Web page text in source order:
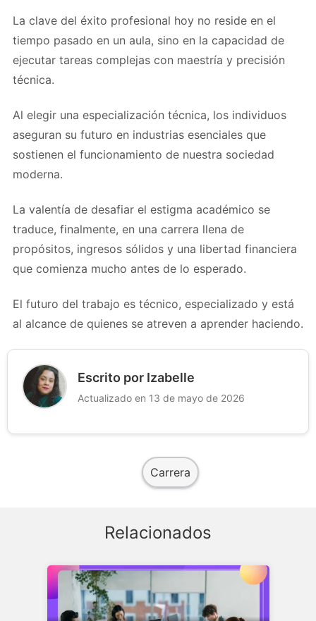
La clave del éxito profesional hoy no reside en el
tiempo pasado en un aula, sino en la capacidad de
ejecutar tareas complejas con maestría y precisión
técnica.
Al elegir una especialización técnica, los individuos
aseguran su futuro en industrias esenciales que
sostienen el funcionamiento de nuestra sociedad
moderna.
La valentía de desafiar el estigma académico se
traduce, finalmente, en una carrera llena de
propósitos, ingresos sólidos y una libertad financiera
que comienza mucho antes de lo esperado.
El futuro del trabajo es técnico, especializado y está
al alcance de quienes se atreven a aprender haciendo.
Escrito por Izabelle
Actualizado en 13 de mayo de 2026
Carrera
Relacionados